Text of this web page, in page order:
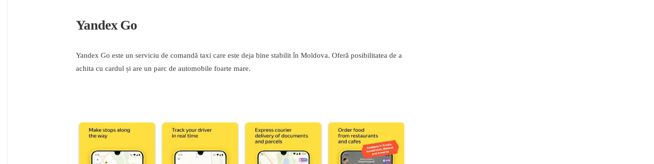
Yandex Go
Yandex Go este un serviciu de comandă taxi care este deja bine stabilit în Moldova. Oferă posibilitatea de a
achita cu cardul și are un parc de automobile foarte mare.